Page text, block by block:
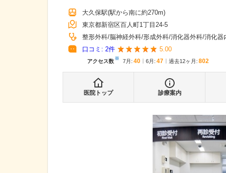
大久保駅(駅から南に約270m)
東京都新宿区百人町1丁目24-5
整形外科 脳神経外科 形成外科 消化器外科 消化器
口コミ: 2件 5.00
アクセス数※ 7月 : 40 6月 : 47 過去12ヶ月: 802
医院トップ 診療案内